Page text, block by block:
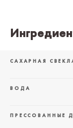
САХАРНАЯ
ВОДА
ПРЕССОВАННЫЕ